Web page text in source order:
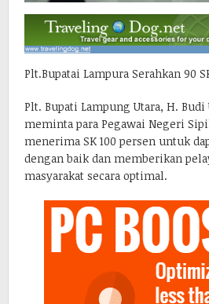
Plt.Bupatai Lampura Serahkan 90
Plt. Bupati Lampung Utara, H. Budi
meminta para Pegawai Negeri
menerima SK 100 persen untuk
dengan baik dan memberikan
masyarakat secara optimal.